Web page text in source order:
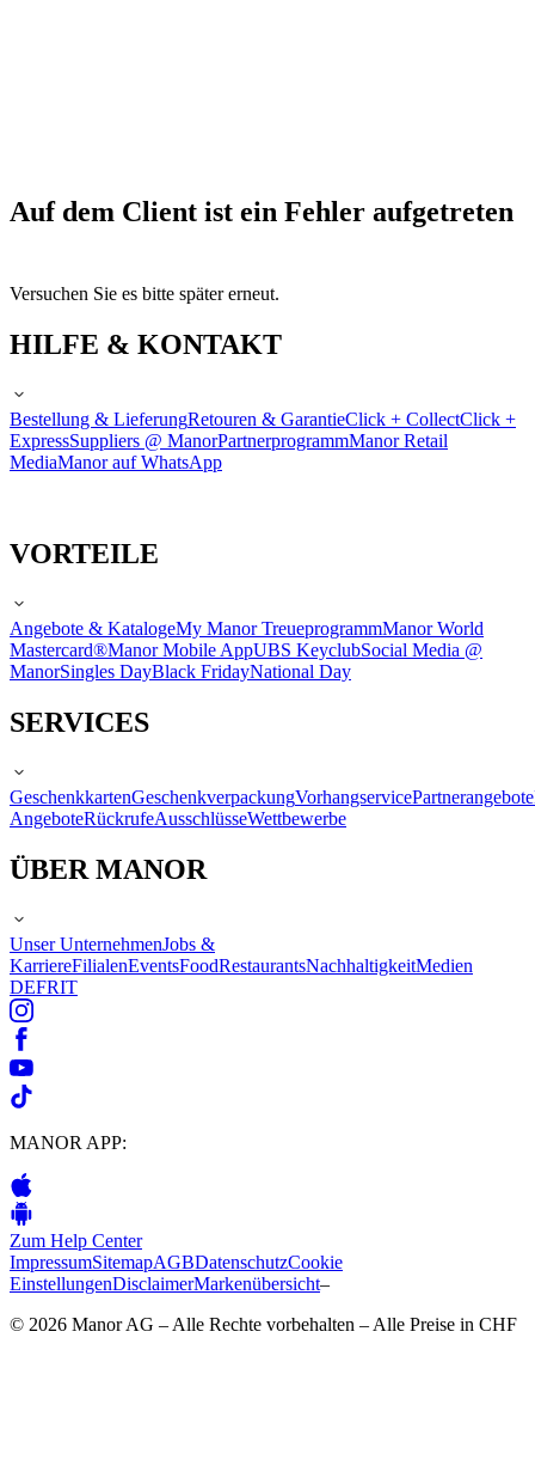
Auf dem Client ist ein Fehler aufgetreten
Versuchen Sie es bitte später erneut.
HILFE & KONTAKT
Bestellung & LieferungRetouren & GarantieClick + CollectClick +
ExpressSuppliers @ ManorPartnerprogrammManor Retail
MediaManor auf WhatsApp
VORTEILE
Angebote & KatalogeMy Manor TreueprogrammManor World
Mastercard®Manor Mobile AppUBS KeyclubSocial Media @
ManorSingles DayBlack FridayNational Day
SERVICES
GeschenkkartenGeschenkverpackungVorhangservicePartnerangebote
AngeboteRückrufeAusschlüsseWettbewerbe
ÜBER MANOR
Unser UnternehmenJobs &
KarriereFilialenEventsFoodRestaurantsNachhaltigkeitMedien
DEFRIT
MANOR APP:
Zum Help Center
ImpressumSitemapAGBDatenschutzCookie
EinstellungenDisclaimerMarkenübersicht–
© 2026 Manor AG – Alle Rechte vorbehalten – Alle Preise in CHF